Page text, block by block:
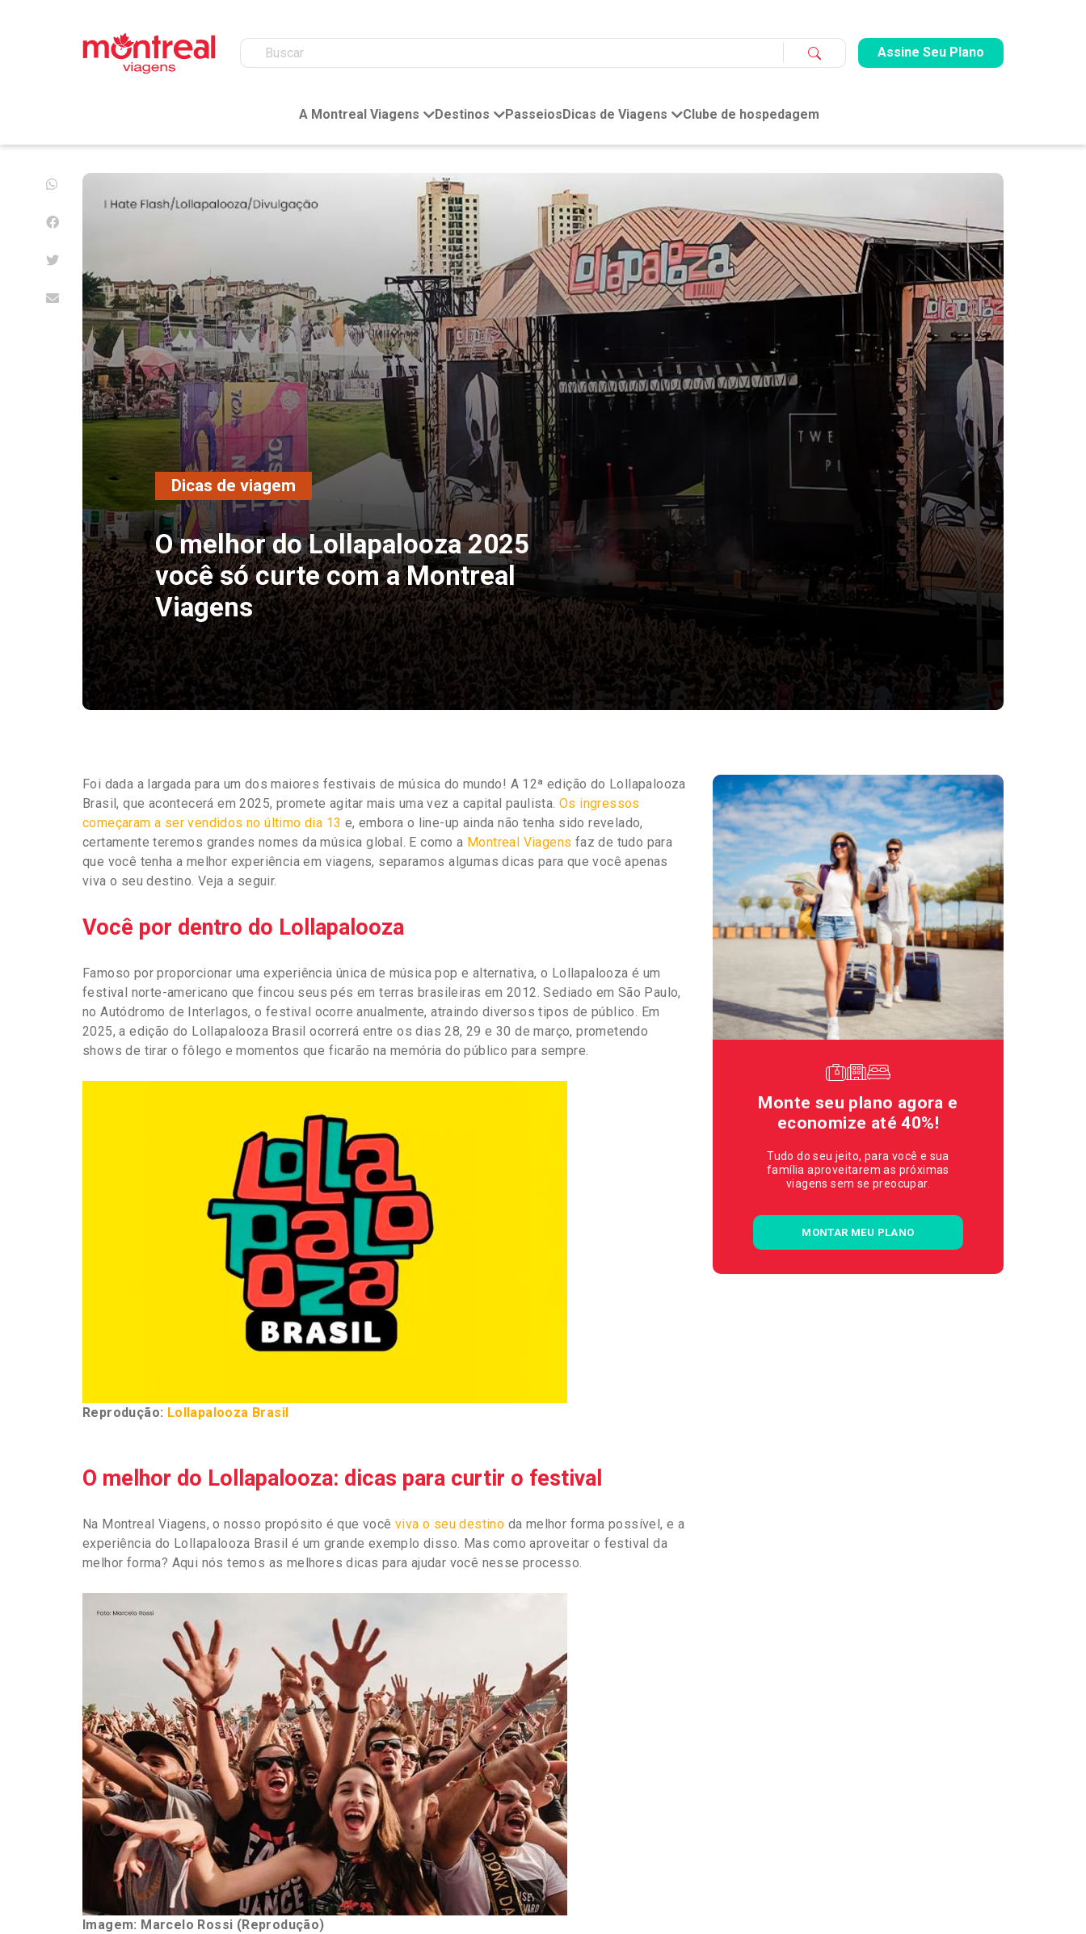
Assine Seu Plano
A Montreal Viagens Destinos Passeios Dicas de Viagens Clube de hospedagem
Dicas de viagem
O melhor do Lollapalooza 2025
você só curte com a Montreal
Viagens
Foi dada a largada para um dos maiores festivais de música do mundo! A 12ª edição do Lollapalooza
Brasil, que acontecerá em 2025, promete agitar mais uma vez a capital paulista. Os ingressos
começaram a ser vendidos no último dia 13 e, embora o line-up ainda não tenha sido revelado,
certamente teremos grandes nomes da música global. E como a Montreal Viagens faz de tudo para
que você tenha a melhor experiência em viagens, separamos algumas dicas para que você apenas
viva o seu destino. Veja a seguir.
Você por dentro do Lollapalooza
Famoso por proporcionar uma experiência única de música pop e alternativa, o Lollapalooza é um
festival norte-americano que fincou seus pés em terras brasileiras em 2012. Sediado em São Paulo,
no Autódromo de Interlagos, o festival ocorre anualmente, atraindo diversos tipos de público. Em
2025, a edição do Lollapalooza Brasil ocorrerá entre os dias 28, 29 e 30 de março, prometendo
shows de tirar o fôlego e momentos que ficarão na memória do público para sempre.
Reprodução: Lollapalooza Brasil
O melhor do Lollapalooza: dicas para curtir o festival
Na Montreal Viagens, o nosso propósito é que você viva o seu destino da melhor forma possível, e a
experiência do Lollapalooza Brasil é um grande exemplo disso. Mas como aproveitar o festival da
melhor forma? Aqui nós temos as melhores dicas para ajudar você nesse processo.
Imagem: Marcelo Rossi (Reprodução)
Monte seu plano agora e
economize até 40%!
Tudo do seu jeito, para você e sua
família aproveitarem as próximas
viagens sem se preocupar.
MONTAR MEU PLANO